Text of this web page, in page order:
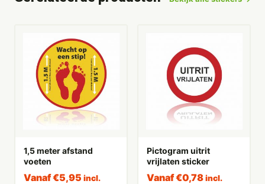
1,5 meter afstand
voeten
Vanaf€5,95 incl.
Pictogram uitrit
vrijlaten sticker
Vanaf€0,78 incl.